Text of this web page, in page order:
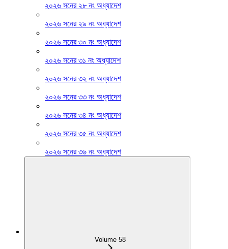
২০২৬ সনের ২৮ নং অধ্যাদেশ
২০২৬ সনের ২৯ নং অধ্যাদেশ
২০২৬ সনের ৩০ নং অধ্যাদেশ
২০২৬ সনের ৩১ নং অধ্যাদেশ
২০২৬ সনের ৩২ নং অধ্যাদেশ
২০২৬ সনের ৩৩ নং অধ্যাদেশ
২০২৬ সনের ৩৪ নং অধ্যাদেশ
২০২৬ সনের ৩৫ নং অধ্যাদেশ
২০২৬ সনের ৩৬ নং অধ্যাদেশ
Volume 58